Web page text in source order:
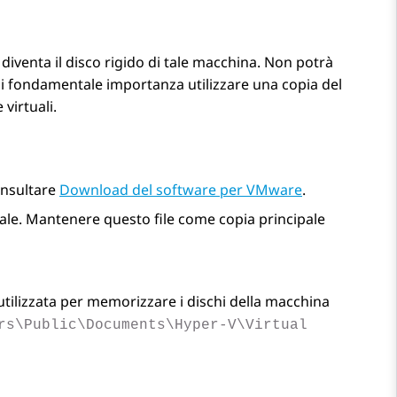
il disco rigido di tale macchina. Non potrà
importanza utilizzare una copia del
virtuali.
Download del software per VMware.
Mantenere questo file come copia principale
per memorizzare i dischi della macchina
V\Virtual